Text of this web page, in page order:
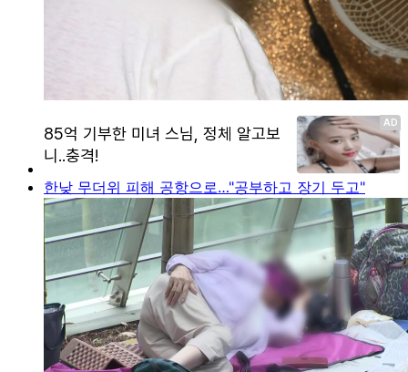
한낮 무더위 피해 공항으로…"공부하고 장기 두고"